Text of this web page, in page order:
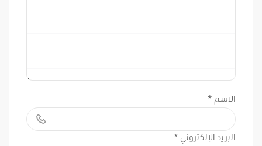
الاسم *
البريد الإلكتروني *